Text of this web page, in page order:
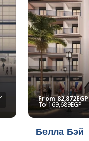
From82,872EGP
169,689EGP
Белла Бэй